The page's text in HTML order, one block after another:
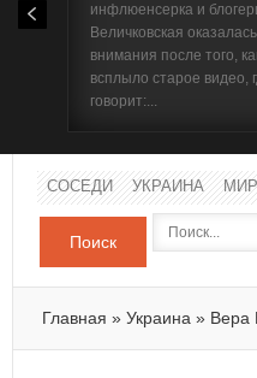
инфлюенсерка и
Величковская
внимания после того,
всплыло старое видео,
говорит:...
СОСЕДИ УКРАИНА
Поиск
Главная » Украина » Вера